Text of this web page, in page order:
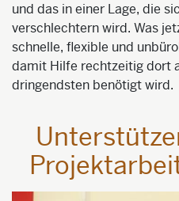
und das in einer Lage, die
verschlechtern wird. Was
schnelle, flexible und
damit Hilfe rechtzeitig dort
dringendsten benötigt wird.